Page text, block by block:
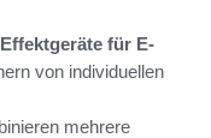
Effektgeräte für E-
von individuellen
mehrere